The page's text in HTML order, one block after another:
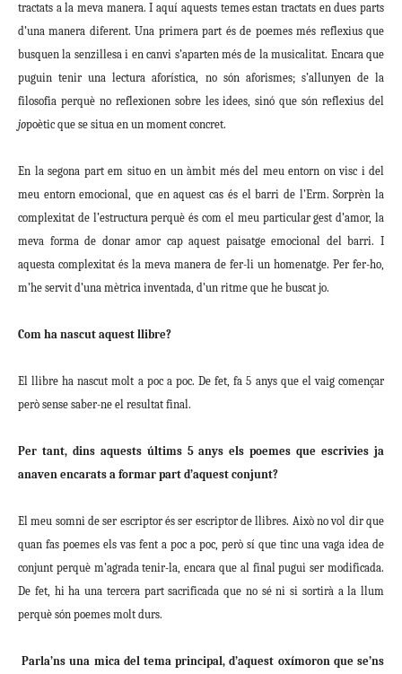
tractats a la meva manera. I aquí aquests temes estan tractats en dues parts
d’una manera diferent. Una primera part és de poemes més reflexius que
busquen la senzillesa i en canvi s’aparten més de la musicalitat. Encara que
puguin tenir una lectura aforística, no són aforismes; s’allunyen de la
filosofia perquè no reflexionen sobre les idees, sinó que són reflexius del
jopoètic que se situa en un moment concret.
En la segona part em situo en un àmbit més del meu entorn on visc i del
meu entorn emocional, que en aquest cas és el barri de l’Erm. Sorprèn la
complexitat de l’estructura perquè és com el meu particular gest d’amor, la
meva forma de donar amor cap aquest paisatge emocional del barri. I
aquesta complexitat és la meva manera de fer-li un homenatge. Per fer-ho,
m’he servit d’una mètrica inventada, d’un ritme que he buscat jo.
Com ha nascut aquest llibre?
El llibre ha nascut molt a poc a poc. De fet, fa 5 anys que el vaig començar
però sense saber-ne el resultat final.
Per tant, dins aquests últims 5 anys els poemes que escrivies ja
anaven encarats a formar part d’aquest conjunt?
El meu somni de ser escriptor és ser escriptor de llibres. Això no vol dir que
quan fas poemes els vas fent a poc a poc, però sí que tinc una vaga idea de
conjunt perquè m’agrada tenir-la, encara que al final pugui ser modificada.
De fet, hi ha una tercera part sacrificada que no sé ni si sortirà a la llum
perquè són poemes molt durs.
Parla’ns una mica del tema principal, d’aquest oxímoron que se’ns